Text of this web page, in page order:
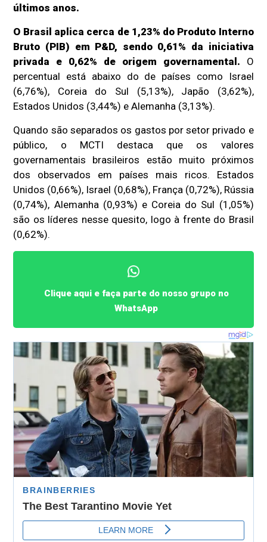
últimos anos.
O Brasil aplica cerca de 1,23% do Produto Interno
Bruto (PIB) em P&D, sendo 0,61% da iniciativa
privada e 0,62% de origem governamental. O
percentual está abaixo do de países como Israel
(6,76%), Coreia do Sul (5,13%), Japão (3,62%),
Estados Unidos (3,44%) e Alemanha (3,13%).
Quando são separados os gastos por setor privado e
público, o MCTI destaca que os valores
governamentais brasileiros estão muito próximos
dos observados em países mais ricos. Estados
Unidos (0,66%), Israel (0,68%), França (0,72%), Rússia
(0,74%), Alemanha (0,93%) e Coreia do Sul (1,05%)
são os líderes nesse quesito, logo à frente do Brasil
(0,62%).
Clique aqui e faça parte do nosso grupo no
WhatsApp